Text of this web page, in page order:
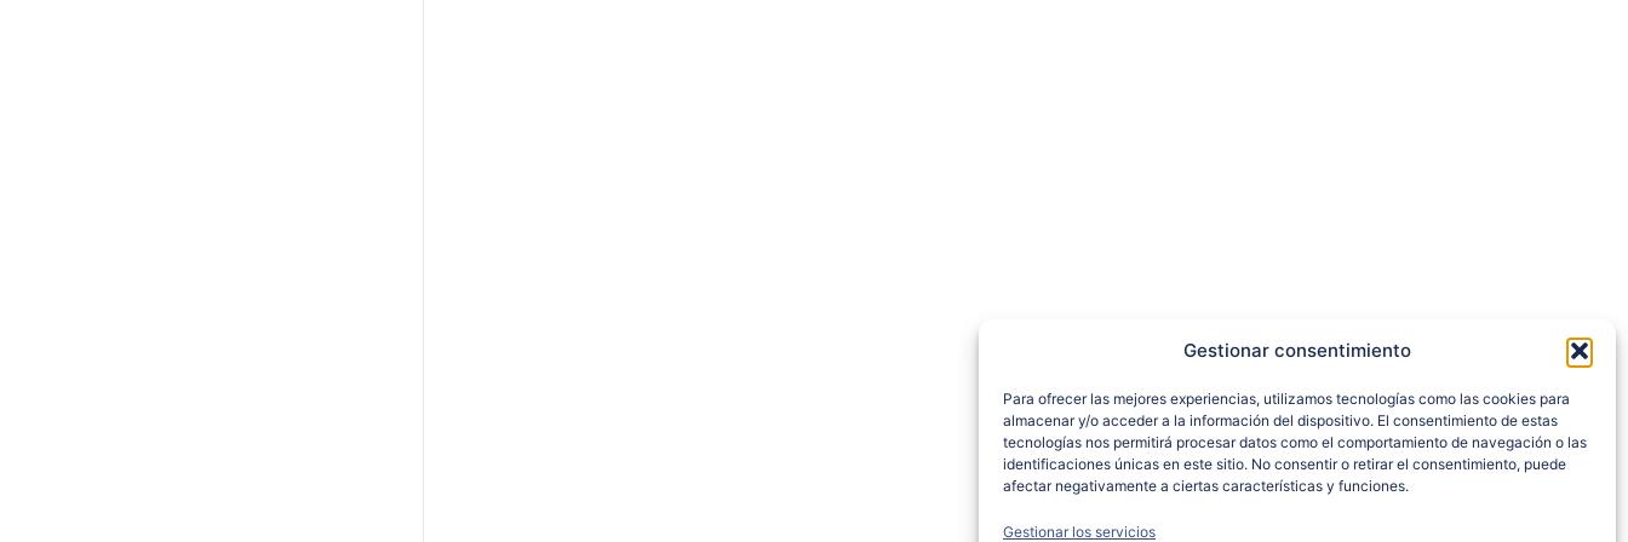
Gestionar consentimiento
Para ofrecer las mejores experiencias, utilizamos tecnologías como las cookies para
almacenar y/o acceder a la información del dispositivo. El consentimiento de estas
tecnologías nos permitirá procesar datos como el comportamiento de navegación o las
identificaciones únicas en este sitio. No consentir o retirar el consentimiento, puede
afectar negativamente a ciertas características y funciones.
Gestionar los servicios